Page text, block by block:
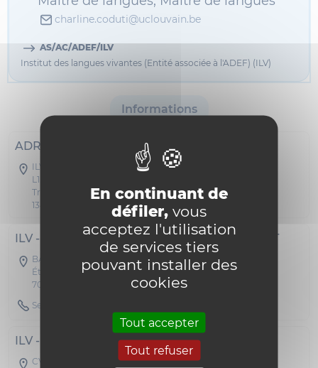
En continuant de
défiler, vous
acceptez l'utilisation
de services tiers
pouvant installer des
cookies
Tout accepter
Tout refuser
charline.coduti@uclouvain.be
AS/AC/ADEF/ILV
Institut des langues vivantes (Entité associée à l'ADEF) (ILV)
Informations
ADRESSE POSTALE
ILV - CV9
L1.07.01
Traverse d'Esope 1
1348 Louvain-la-Neuve
ILV -- BUREAU MONS SUR RDV UNIQUEMENT
BATCDE - Bâtiment CDE
Étage 03 Bureau C 303
7000 Mons
Secretary Phone : 065323205
ILV -- BUREAU LLN SUR RDV UNIQUEMENT
CV09 - CV9